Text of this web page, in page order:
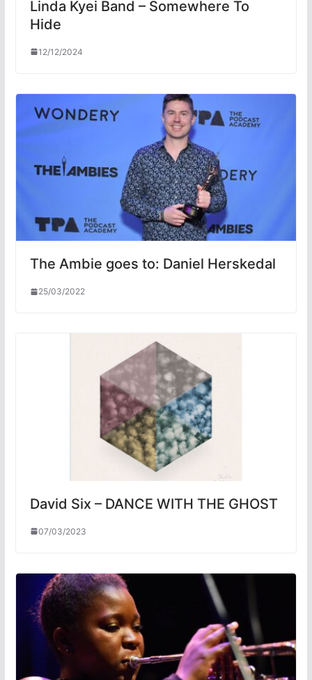
Linda Kyei Band – Somewhere To
Hide
12/12/2024
The Ambie goes to: Daniel Herskedal
25/03/2022
David Six – DANCE WITH THE GHOST
07/03/2023